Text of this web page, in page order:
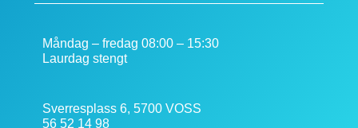
Måndag – fredag 08:00 – 15:30
Laurdag stengt
Sverresplass 6, 5700 VOSS
56 52 14 98